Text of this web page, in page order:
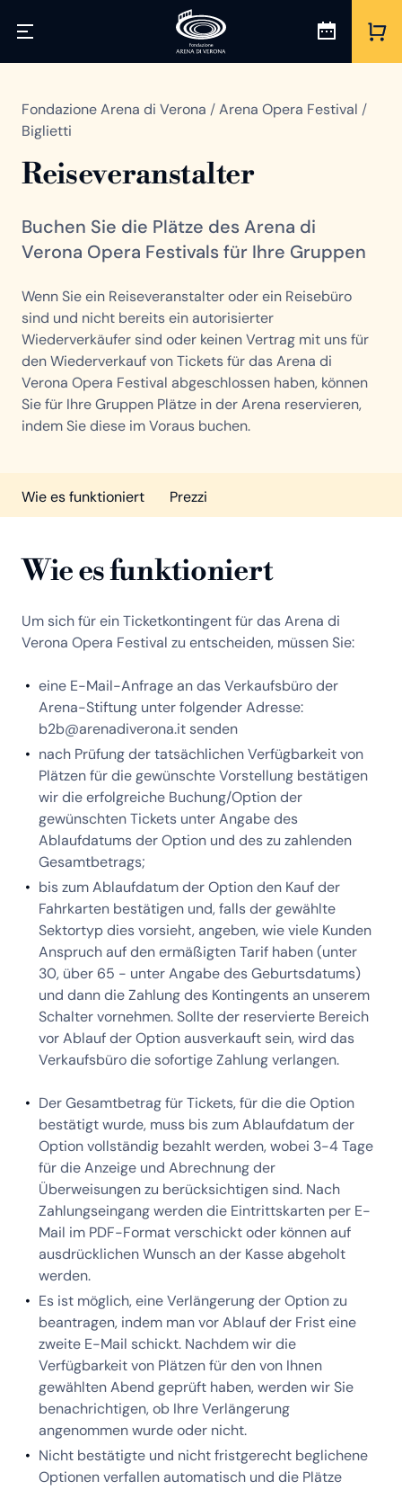
Fondazione Arena di Verona /Arena Opera Festival /
Biglietti
Reiseveranstalter
Buchen Sie die Plätze des Arena di
Verona Opera Festivals für Ihre Gruppen
Wenn Sie ein Reiseveranstalter oder ein Reisebüro
sind und nicht bereits ein autorisierter
Wiederverkäufer sind oder keinen Vertrag mit uns für
den Wiederverkauf von Tickets für das Arena di
Verona Opera Festival abgeschlossen haben, können
Sie für Ihre Gruppen Plätze in der Arena reservieren,
indem Sie diese im Voraus buchen.
Wie es funktioniert Prezzi
Wie es funktioniert
Um sich für ein Ticketkontingent für das Arena di
Verona Opera Festival zu entscheiden, müssen Sie:
eine E-Mail-Anfrage an das Verkaufsbüro der
Arena-Stiftung unter folgender Adresse:
b2b@arenadiverona.it senden
nach Prüfung der tatsächlichen Verfügbarkeit von
Plätzen für die gewünschte Vorstellung bestätigen
wir die erfolgreiche Buchung/Option der
gewünschten Tickets unter Angabe des
Ablaufdatums der Option und des zu zahlenden
Gesamtbetrags;
bis zum Ablaufdatum der Option den Kauf der
Fahrkarten bestätigen und, falls der gewählte
Sektortyp dies vorsieht, angeben, wie viele Kunden
Anspruch auf den ermäßigten Tarif haben (unter
30, über 65 - unter Angabe des Geburtsdatums)
und dann die Zahlung des Kontingents an unserem
Schalter vornehmen. Sollte der reservierte Bereich
vor Ablauf der Option ausverkauft sein, wird das
Verkaufsbüro die sofortige Zahlung verlangen.
Der Gesamtbetrag für Tickets, für die die Option
bestätigt wurde, muss bis zum Ablaufdatum der
Option vollständig bezahlt werden, wobei 3-4 Tage
für die Anzeige und Abrechnung der
Überweisungen zu berücksichtigen sind. Nach
Zahlungseingang werden die Eintrittskarten per E-
Mail im PDF-Format verschickt oder können auf
ausdrücklichen Wunsch an der Kasse abgeholt
werden.
Es ist möglich, eine Verlängerung der Option zu
beantragen, indem man vor Ablauf der Frist eine
zweite E-Mail schickt. Nachdem wir die
Verfügbarkeit von Plätzen für den von Ihnen
gewählten Abend geprüft haben, werden wir Sie
benachrichtigen, ob Ihre Verlängerung
angenommen wurde oder nicht.
Nicht bestätigte und nicht fristgerecht beglichene
Optionen verfallen automatisch und die Plätze